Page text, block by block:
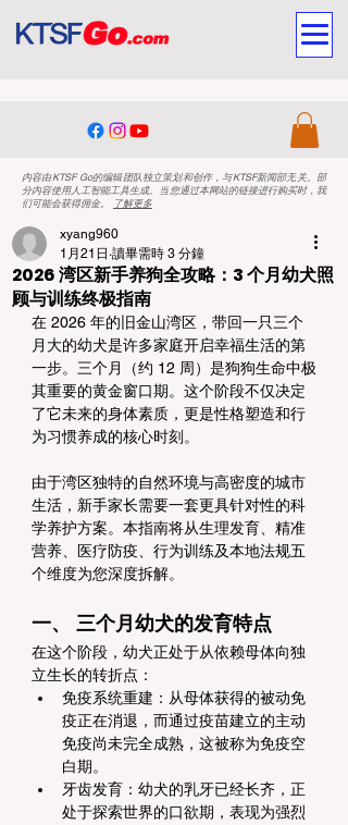
内容由KTSF Go的编辑团队独立策划和创作，与KTSF新闻部无关。部
分内容使用人工智能工具生成。当您通过本网站的链接进行购买时，我
们可能会获得佣金。
了解更多
2026 湾区新手养狗全攻略：3 个月幼犬照
顾与训练终极指南
xyang960
1月21日 讀畢需時 3 分鐘
在 2026 年的旧金山湾区，带回一只三个
月大的幼犬是许多家庭开启幸福生活的第
一步。三个月（约 12 周）是狗狗生命中极
其重要的黄金窗口期。这个阶段不仅决定
了它未来的身体素质，更是性格塑造和行
为习惯养成的核心时刻。
由于湾区独特的自然环境与高密度的城市
生活，新手家长需要一套更具针对性的科
学养护方案。本指南将从生理发育、精准
营养、医疗防疫、行为训练及本地法规五
个维度为您深度拆解。
一、 三个月幼犬的发育特点
在这个阶段，幼犬正处于从依赖母体向独
立生长的转折点：
免疫系统重建：从母体获得的被动免
疫正在消退，而通过疫苗建立的主动
免疫尚未完全成熟，这被称为免疫空
白期。
牙齿发育：幼犬的乳牙已经长齐，正
处于探索世界的口欲期，表现为强烈